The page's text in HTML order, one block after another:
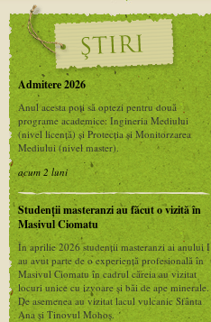
Admitere 2026
Anul acesta poți să optezi pentru două
programe academice: Ingineria Mediului
(nivel licență) și Protecția și Monitorzarea
Mediului (nivel master).
acum 2 luni
Studenții masteranzi au făcut o vizită în
Masivul Ciomatu
În aprilie 2026 studenții masteranzi ai anului I
au avut parte de o experiență profesională în
Masivul Ciomatu în cadrul căreia au vizitat
locuri unice cu izvoare și băi de ape minerale.
De asemenea au vizitat lacul vulcanic Sfânta
Ana și Tinovul Mohoș.